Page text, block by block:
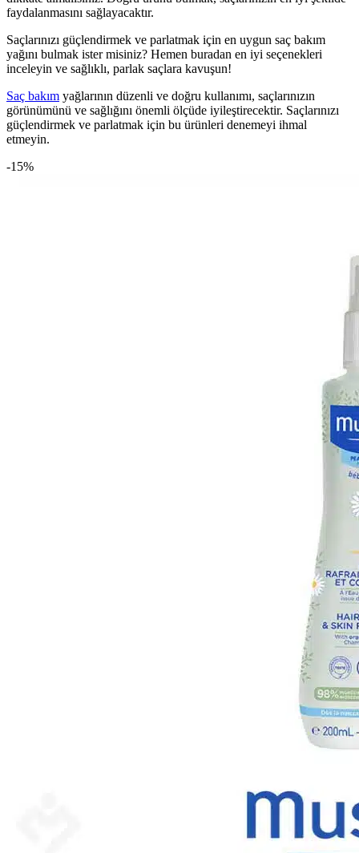
faydalanmasını sağlayacaktır.
Saçlarınızı güçlendirmek ve parlatmak için en uygun saç bakım
yağını bulmak ister misiniz? Hemen buradan en iyi seçenekleri
inceleyin ve sağlıklı, parlak saçlara kavuşun!
Saç bakım yağlarının düzenli ve doğru kullanımı, saçlarınızın
görünümünü ve sağlığını önemli ölçüde iyileştirecektir. Saçlarınızı
güçlendirmek ve parlatmak için bu ürünleri denemeyi ihmal
etmeyin.
-15%